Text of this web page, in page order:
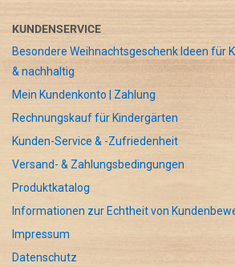
KUNDENSERVICE
Besondere Weihnachtsgeschenk Ideen für
& nachhaltig
Mein Kundenkonto | Zahlung
Rechnungskauf für Kindergärten
Kunden-Service & -Zufriedenheit
Versand- & Zahlungsbedingungen
Produktkatalog
Informationen zur Echtheit von
Impressum
Datenschutz